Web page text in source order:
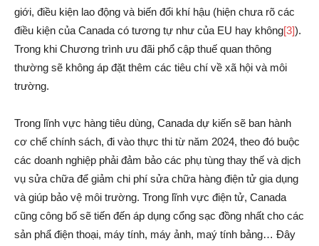
giới, điều kiện lao động và biến đổi khí hậu (hiện chưa rõ các
điều kiện của Canada có tương tự như của EU hay không[3]).
Trong khi Chương trình ưu đãi phổ cập thuế quan thông
thường sẽ không áp đặt thêm các tiêu chí về xã hội và môi
trường.
Trong lĩnh vực hàng tiêu dùng, Canada dự kiến sẽ ban hành
cơ chế chính sách, đi vào thực thi từ năm 2024, theo đó buộc
các doanh nghiệp phải đảm bảo các phụ tùng thay thế và dịch
vụ sửa chữa để giảm chi phí sửa chữa hàng điện tử gia dụng
và giúp bảo vệ môi trường. Trong lĩnh vực điện tử, Canada
cũng công bố sẽ tiến đến áp dụng cổng sạc đồng nhất cho các
sản phẩ điện thoại, máy tính, máy ảnh, maý tính bảng… Đây